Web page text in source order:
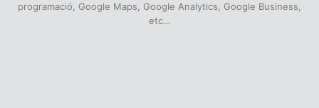
programació, Google Maps, Google Analytics, Google Business,
etc…